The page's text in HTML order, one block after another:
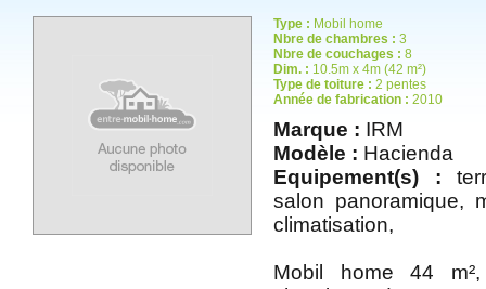
Type : Mobil home
Nbre de chambres : 3
Nbre de couchages : 8
Dim. : 10.5m x 4m (42 m²)
Type de toiture : 2 pentes
Année de fabrication : 2010
Marque : IRM
Modèle : Hacienda
Equipement(s) :
salon panoramique,
climatisation,
Mobil home 44